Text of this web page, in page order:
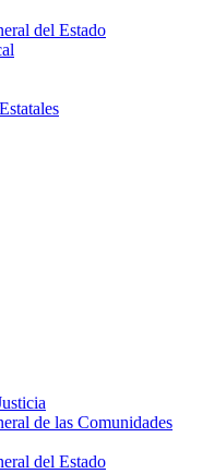
del Estado
de las Comunidades
del Estado